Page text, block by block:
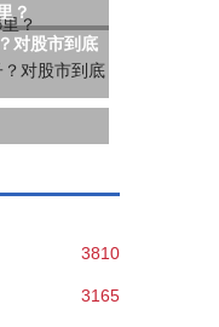
？
对股市到底
3810
3165